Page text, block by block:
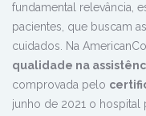
fundamental relevância,
pacientes, que buscam
cuidados. Na
qualidade na
comprovada pelo
junho de 2021 o